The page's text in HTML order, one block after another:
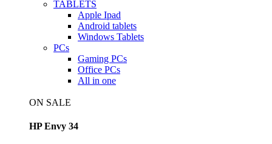
TABLETS
Apple Ipad
Android tablets
Windows Tablets
PCs
Gaming PCs
Office PCs
All in one
ON SALE
HP Envy 34